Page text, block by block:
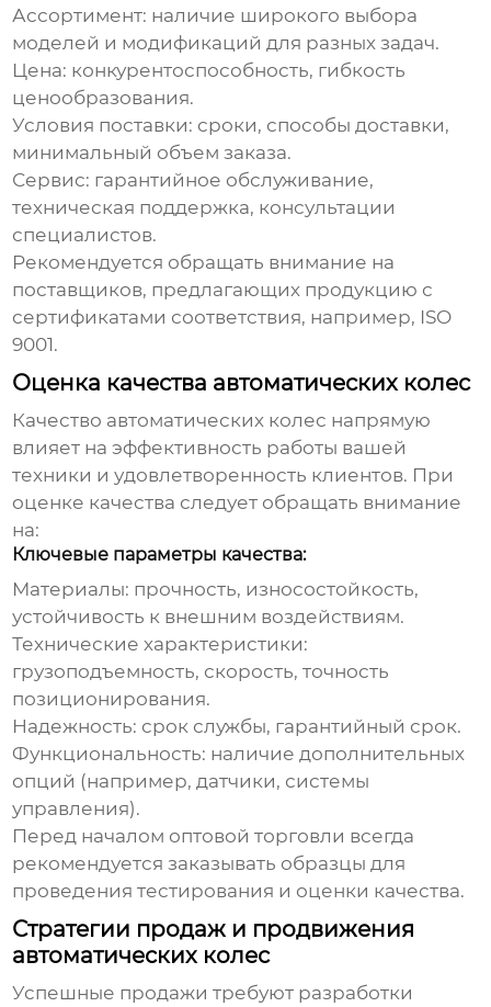
Ассортимент: наличие широкого выбора
моделей и модификаций для разных задач.
Цена: конкурентоспособность, гибкость
ценообразования.
Условия поставки: сроки, способы доставки,
минимальный объем заказа.
Сервис: гарантийное обслуживание,
техническая поддержка, консультации
специалистов.
Рекомендуется обращать внимание на
поставщиков, предлагающих продукцию с
сертификатами соответствия, например, ISO
9001.
Оценка качества автоматических колес
Качество автоматических колес напрямую
влияет на эффективность работы вашей
техники и удовлетворенность клиентов. При
оценке качества следует обращать внимание
на:
Ключевые параметры качества:
Материалы: прочность, износостойкость,
устойчивость к внешним воздействиям.
Технические характеристики:
грузоподъемность, скорость, точность
позиционирования.
Надежность: срок службы, гарантийный срок.
Функциональность: наличие дополнительных
опций (например, датчики, системы
управления).
Перед началом оптовой торговли всегда
рекомендуется заказывать образцы для
проведения тестирования и оценки качества.
Стратегии продаж и продвижения
автоматических колес
Успешные продажи требуют разработки